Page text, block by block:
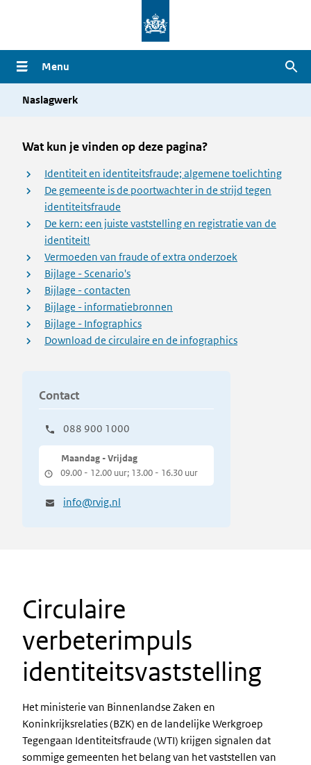
naar
de
inhoud
Menu
Naslagwerk
Wat kun je vinden op deze pagina?
Identiteit en identiteitsfraude; algemene toelichting
De gemeente is de poortwachter in de strijd tegen
identiteitsfraude
De kern: een juiste vaststelling en registratie van de
identiteit!
Vermoeden van fraude of extra onderzoek
Bijlage - Scenario's
Bijlage - contacten
Bijlage - informatiebronnen
Bijlage - Infographics
Download de circulaire en de infographics
Contact
088 900 1000
Maandag - Vrijdag
09.00 - 12.00 uur; 13.00 - 16.30 uur
info@rvig.nl
Circulaire
verbeterimpuls
identiteitsvaststelling
Het ministerie van Binnenlandse Zaken en
Koninkrijksrelaties (BZK) en de landelijke Werkgroep
Tegengaan Identiteitsfraude (WTI) krijgen signalen dat
sommige gemeenten het belang van het vaststellen van